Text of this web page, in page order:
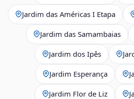
Jardim das Américas I Etapa
Jardim das Samambaias
Jardim dos Ipês
Jardim Esperança
Jardim Flor de Liz